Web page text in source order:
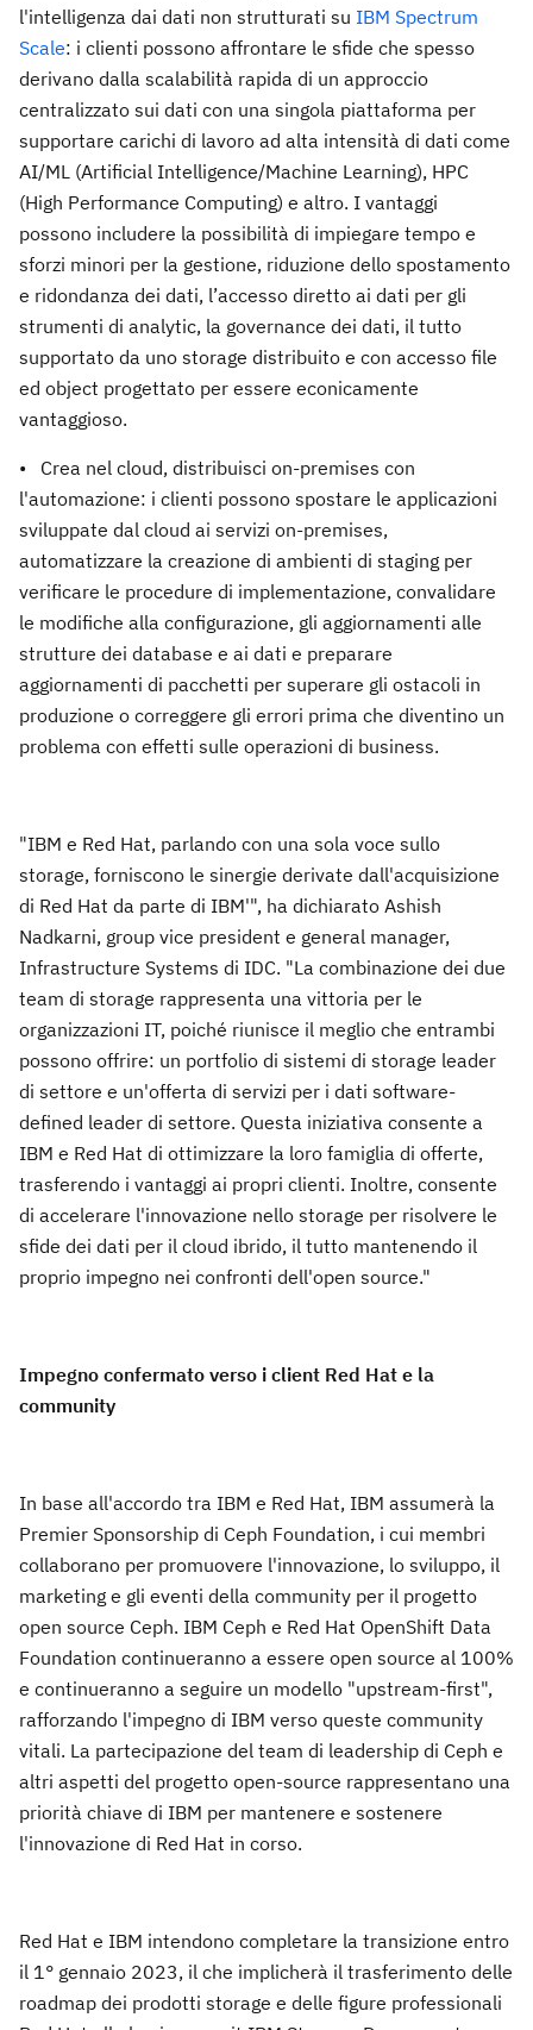
l'intelligenza dai dati non strutturati su IBM Spectrum
Scale: i clienti possono affrontare le sfide che spesso
derivano dalla scalabilità rapida di un approccio
centralizzato sui dati con una singola piattaforma per
supportare carichi di lavoro ad alta intensità di dati come
AI/ML (Artificial Intelligence/Machine Learning), HPC
(High Performance Computing) e altro. I vantaggi
possono includere la possibilità di impiegare tempo e
sforzi minori per la gestione, riduzione dello spostamento
e ridondanza dei dati, l’accesso diretto ai dati per gli
strumenti di analytic, la governance dei dati, il tutto
supportato da uno storage distribuito e con accesso file
ed object progettato per essere econicamente
vantaggioso.
• Crea nel cloud, distribuisci on-premises con
l'automazione: i clienti possono spostare le applicazioni
sviluppate dal cloud ai servizi on-premises,
automatizzare la creazione di ambienti di staging per
verificare le procedure di implementazione, convalidare
le modifiche alla configurazione, gli aggiornamenti alle
strutture dei database e ai dati e preparare
aggiornamenti di pacchetti per superare gli ostacoli in
produzione o correggere gli errori prima che diventino un
problema con effetti sulle operazioni di business.
"IBM e Red Hat, parlando con una sola voce sullo
storage, forniscono le sinergie derivate dall'acquisizione
di Red Hat da parte di IBM'", ha dichiarato Ashish
Nadkarni, group vice president e general manager,
Infrastructure Systems di IDC. "La combinazione dei due
team di storage rappresenta una vittoria per le
organizzazioni IT, poiché riunisce il meglio che entrambi
possono offrire: un portfolio di sistemi di storage leader
di settore e un'offerta di servizi per i dati software-
defined leader di settore. Questa iniziativa consente a
IBM e Red Hat di ottimizzare la loro famiglia di offerte,
trasferendo i vantaggi ai propri clienti. Inoltre, consente
di accelerare l'innovazione nello storage per risolvere le
sfide dei dati per il cloud ibrido, il tutto mantenendo il
proprio impegno nei confronti dell'open source."
Impegno confermato verso i client Red Hat e la
community
In base all'accordo tra IBM e Red Hat, IBM assumerà la
Premier Sponsorship di Ceph Foundation, i cui membri
collaborano per promuovere l'innovazione, lo sviluppo, il
marketing e gli eventi della community per il progetto
open source Ceph. IBM Ceph e Red Hat OpenShift Data
Foundation continueranno a essere open source al 100%
e continueranno a seguire un modello "upstream-first",
rafforzando l'impegno di IBM verso queste community
vitali. La partecipazione del team di leadership di Ceph e
altri aspetti del progetto open-source rappresentano una
priorità chiave di IBM per mantenere e sostenere
l'innovazione di Red Hat in corso.
Red Hat e IBM intendono completare la transizione entro
il 1° gennaio 2023, il che implicherà il trasferimento delle
roadmap dei prodotti storage e delle figure professionali